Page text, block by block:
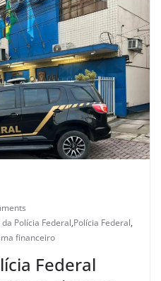
Polícia Federal,Polícia Federal,
financeiro
Federal